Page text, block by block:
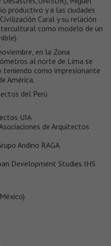
productivo y a las ciudades
Caral y su relación
como modelo de un
en la Zona
al norte de Lima se
como impresionante
América.
del Perú
UIA
de Arquitectos
Andino RAGA
Development Studies IHS